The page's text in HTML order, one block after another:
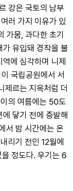
강은 국토의 남부
러 가지 이유가 있
가뭄, 과다한 초기
유입돼 경작을 불
에 심각하며 니제
국립공원에서 서
제르는 지옥처럼 더
의 여름에는 50도
닿기 전에 증발해
서 밤 시간에는 온
리기 전인 12월에
정도다. 우기는 6